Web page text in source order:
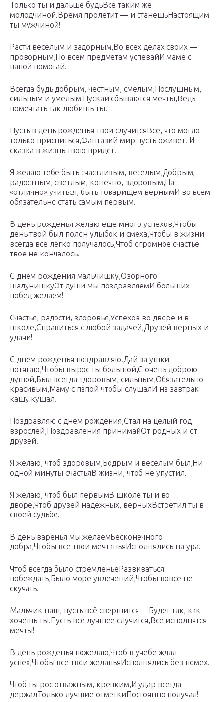
Только ты и дальше будьВсё таким же
молодчиной.Время пролетит — и станешьНастоящим
ты мужчиной!
Расти веселым и задорным,Во всех делах своих —
проворным,По всем предметам успевайИ маме с
папой помогай.
Всегда будь добрым, честным, смелым,Послушным,
сильным и умелым.Пускай сбываются мечты,Ведь
помечтать так любишь ты.
Пусть в день рожденья твой случитсяВсё, что могло
только присниться,Фантазий мир пусть оживет. И
сказка в жизнь твою придет!
Я желаю тебе быть счастливым, веселым,Добрым,
радостным, светлым, конечно, здоровым,На
«отлично» учиться, быть товарищем вернымИ во всём
обязательно стать самым первым.
В день рожденья желаю еще много успехов,Чтобы
день твой был полон улыбок и смеха,Чтобы в жизни
всегда всё легко получалось,Чтоб огромное счастье
твое не кончалось.
С днем рождения мальчишку,Озорного
шалунишкуОт души мы поздравляемИ больших
побед желаем!
Счастья, радости, здоровья,Успехов во дворе и в
школе,Справиться с любой задачей,Друзей верных и
удачи!
С днем рожденья поздравляю.Дай за ушки
потягаю,Чтобы вырос ты большой,С очень доброю
душой,Был всегда здоровым, сильным,Обязательно
красивым,Маму с папой чтобы слушалИ на завтрак
кашу кушал!
Поздравляю с днем рождения,Стал на целый год
взрослей,Поздравления принимайОт родных и от
друзей.
Я желаю, чтоб здоровым,Бодрым и веселым был,Ни
одной минуты счастьяВ жизни, чтоб не упустил.
Я желаю, чтоб был первымВ школе ты и во
дворе,Чтоб друзей надежных, верныхВстретил ты в
своей судьбе.
В день варенья мы желаемБесконечного
добра,Чтобы все твои мечтаньяИсполнялись на ура.
Чтоб всегда было стремленьеРазвиваться,
побеждать,Было море увлечений,Чтобы вовсе не
скучать.
Мальчик наш, пусть всё свершится —Будет так, как
хочешь ты.Пусть всё лучшее случится,Все исполнятся
мечты!
В день рожденья пожелаю,Чтоб в учебе ждал
успех,Чтобы все твои желаньяИсполнялись без помех.
Чтоб ты рос отважным, крепким,И удар всегда
держалТолько лучшие отметкиПостоянно получал!